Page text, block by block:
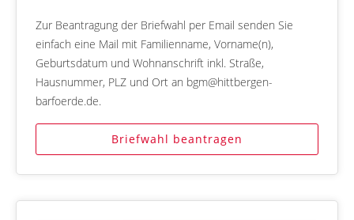
Zur Beantragung der Briefwahl per Email senden Sie
einfach eine Mail mit Familienname, Vorname(n),
Geburtsdatum und Wohnanschrift inkl. Straße,
Hausnummer, PLZ und Ort an bgm@hittbergen-
barfoerde.de.
Briefwahl beantragen